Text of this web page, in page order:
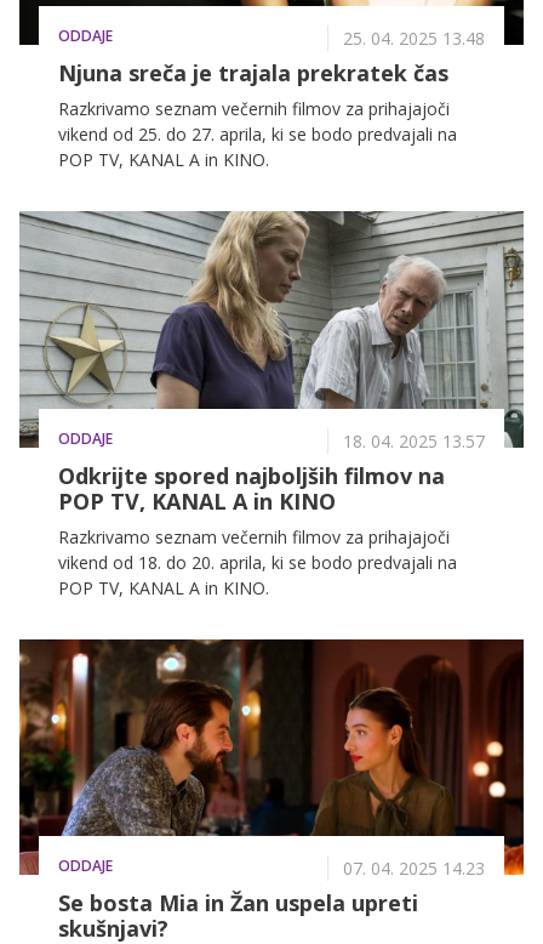
ODDAJE 25. 04. 2025 13.48
Njuna sreča je trajala prekratek čas
Razkrivamo seznam večernih filmov za prihajajoči
vikend od 25. do 27. aprila, ki se bodo predvajali na
POP TV, KANAL A in KINO.
ODDAJE 18. 04. 2025 13.57
Odkrijte spored najboljših filmov na
POP TV, KANAL A in KINO
Razkrivamo seznam večernih filmov za prihajajoči
vikend od 18. do 20. aprila, ki se bodo predvajali na
POP TV, KANAL A in KINO.
ODDAJE 07. 04. 2025 14.23
Se bosta Mia in Žan uspela upreti
skušnjavi?